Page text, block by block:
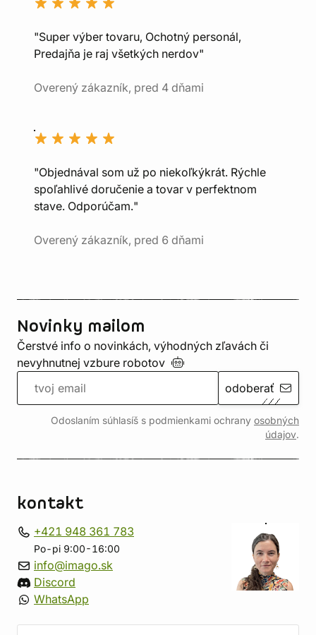
"Super výber tovaru, Ochotný personál,
Predajňa je raj všetkých nerdov"
Overený zákazník, pred 4 dňami
"Objednával som už po niekoľkýkrát. Rýchle
spoľahlivé doručenie a tovar v perfektnom
stave. Odporúčam."
Overený zákazník, pred 6 dňami
Novinky mailom
Čerstvé info o novinkách, výhodných zľavách či
nevyhnutnej vzbure robotov
odoberať
Odoslaním súhlasíš s podmienkami ochrany osobných
údajov.
kontakt
+421 948 361 783
Po-pi 9:00-16:00
info@imago.sk
Discord
WhatsApp